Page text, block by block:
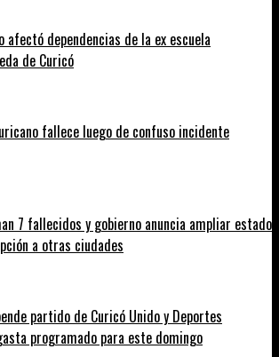
afectó dependencias de la ex escuela
de Curicó
fallece luego de confuso incidente
7 fallecidos y gobierno anuncia ampliar estado
a otras ciudades
partido de Curicó Unido y Deportes
programado para este domingo